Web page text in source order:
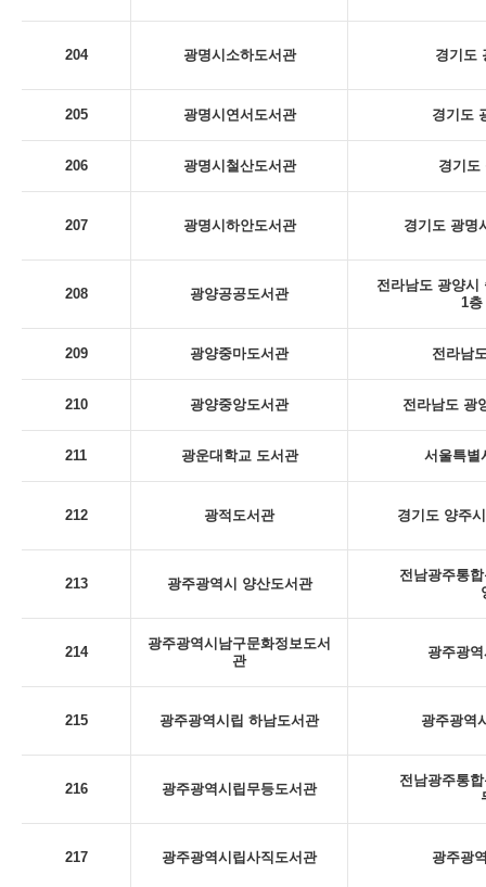
204 광명시소하도서관 경기도
205 광명시연서도서관 경기도
206 광명시철산도서관 경기도
207 광명시하안도서관 경기도 광명
208 광양공공도서관
전라남도 광양시
1층
209 광양중마도서관 전라남
210 광양중앙도서관 전라남도 광
211 광운대학교 도서관 서울특별
212 광적도서관 경기도 양주
213 광주광역시 양산도서관
전남광주통
214
광주광역시남구문화정보도서
관
광주광
215 광주광역시립 하남도서관 광주광역
216 광주광역시립무등도서관
전남광주통
217 광주광역시립사직도서관 광주광